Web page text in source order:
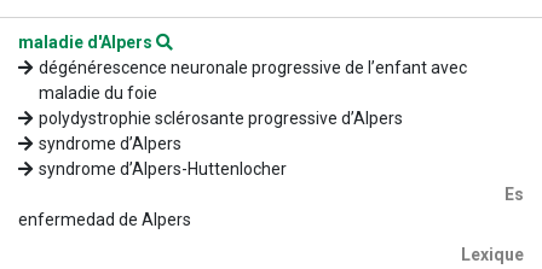
maladie d'Alpers
dégénérescence neuronale progressive de l’enfant avec
maladie du foie
polydystrophie sclérosante progressive d’Alpers
syndrome d’Alpers
syndrome d’Alpers-Huttenlocher
Es
enfermedad de Alpers
Lexique